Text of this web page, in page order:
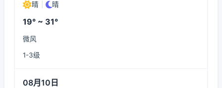
晴 晴
19° ~ 31°
微风
1-3级
08月10日